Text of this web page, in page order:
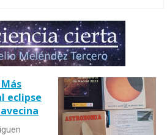
Más
eclipse